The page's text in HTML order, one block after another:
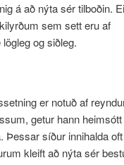
á að nýta sér tilboðin.
sem sett eru af
og siðleg.
er notuð af
getur hann heimsótt
síður innihalda
kleift að nýta sér